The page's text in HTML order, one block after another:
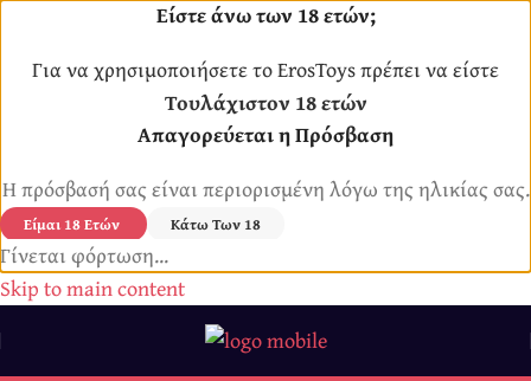
Είστε άνω των 18 ετών;
Για να χρησιμοποιήσετε το ErosToys πρέπει να είστε
Τουλάχιστον 18 ετών
Απαγορεύεται η Πρόσβαση
Η πρόσβασή σας είναι περιορισμένη λόγω της ηλικίας σας.
Είμαι 18 Ετών Κάτω Των 18
Γίνεται φόρτωση...
Skip to main content